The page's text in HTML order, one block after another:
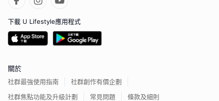
下載 U Lifestyle應用程式
關於
社群最強使用指南
社群創作有價企劃
社群焦點功能及升級計劃
常見問題 條款及細則